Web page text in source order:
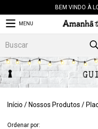
BEM VINDO À
MENU
Início /Nossos Produtos /
Ordenar por: